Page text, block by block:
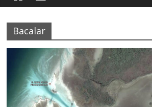
Bacalar